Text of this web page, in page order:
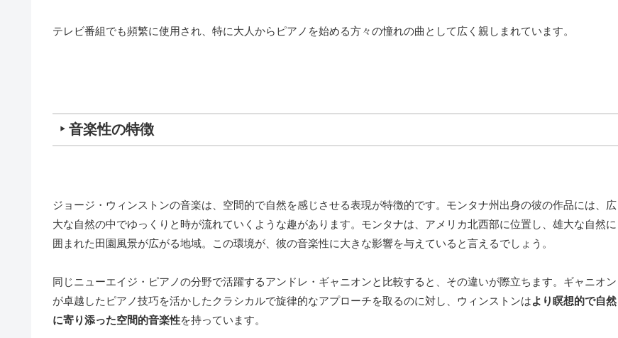
テレビ番組でも頻繁に使用され、特に大人からピアノを始める方々の憧れの曲として広く親しまれています。
‣ 音楽性の特徴
ジョージ・ウィンストンの音楽は、空間的で自然を感じさせる表現が特徴的です。モンタナ州出身の彼の作品には、広
大な自然の中でゆっくりと時が流れていくような趣があります。モンタナは、アメリカ北西部に位置し、雄大な自然に
囲まれた田園風景が広がる地域。この環境が、彼の音楽性に大きな影響を与えていると言えるでしょう。
同じニューエイジ・ピアノの分野で活躍するアンドレ・ギャニオンと比較すると、その違いが際立ちます。ギャニオン
が卓越したピアノ技巧を活かしたクラシカルで旋律的なアプローチを取るのに対し、ウィンストンはより瞑想的で自然
に寄り添った空間的音楽性を持っています。